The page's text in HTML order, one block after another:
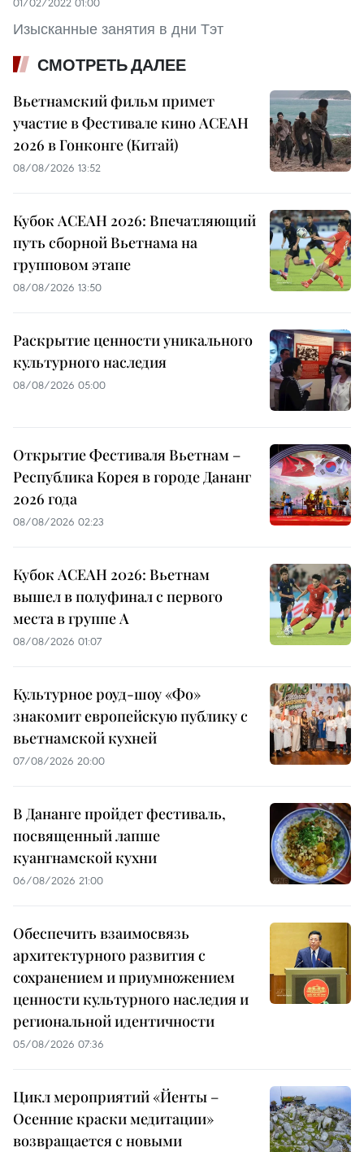
Изысканные занятия в дни Тэт
СМОТРЕТЬ ДАЛЕЕ
Вьетнамский фильм примет
участие в Фестивале кино АСЕАН
2026 в Гонконге (Китай)
08/08/2026 13:52
Кубок АСЕАН 2026: Впечатляющий
путь сборной Вьетнама на
групповом этапе
08/08/2026 13:50
Раскрытие ценности уникального
культурного наследия
08/08/2026 05:00
Открытие Фестиваля Вьетнам –
Республика Корея в городе Дананг
2026 года
08/08/2026 02:23
Кубок АСЕАН 2026: Вьетнам
вышел в полуфинал с первого
места в группе A
08/08/2026 01:07
Культурное роуд-шоу «Фо»
знакомит европейскую публику с
вьетнамской кухней
07/08/2026 20:00
В Дананге пройдет фестиваль,
посвященный лапше
куангнамской кухни
06/08/2026 21:00
Обеспечить взаимосвязь
архитектурного развития с
сохранением и приумножением
ценности культурного наследия и
региональной идентичности
05/08/2026 07:36
Цикл мероприятий «Йенты –
Осенние краски медитации»
возвращается с новыми